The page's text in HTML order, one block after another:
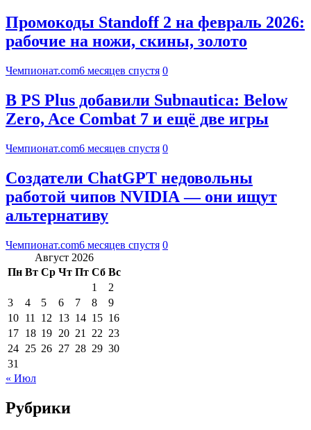
Промокоды Standoff 2 на февраль 2026:
рабочие на ножи, скины, золото
Чемпионат.com6 месяцев спустя 0
В PS Plus добавили Subnautica: Below
Zero, Ace Combat 7 и ещё две игры
Чемпионат.com6 месяцев спустя 0
Создатели ChatGPT недовольны
работой чипов NVIDIA — они ищут
альтернативу
Чемпионат.com6 месяцев спустя 0
Август 2026
Пн Вт Ср Чт Пт Сб Вс
1
2
3
4 5 6 7 8
9
10 11 12 13 14 15 16
17 18 19 20 21 22 23
24 25 26 27 28 29 30
31
« Июл
Рубрики